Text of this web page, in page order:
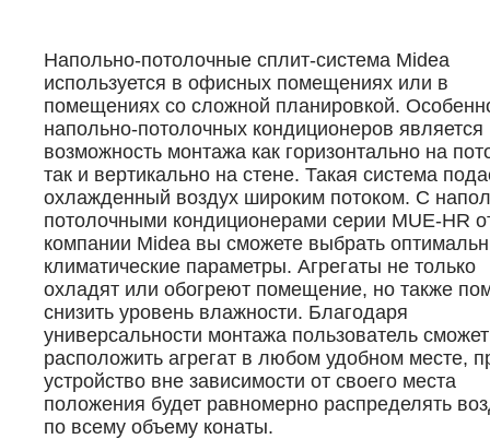
Напольно-потолочные сплит-система Midea
используется в офисных помещениях или в
помещениях со сложной планировкой.
напольно-потолочных кондиционеров является
возможность монтажа как горизонтально на
так и вертикально на стене. Такая система
охлажденный воздух широким потоком. С
потолочными кондиционерами серии MUE-HR
компании Midea вы сможете выбрать
климатические параметры. Агрегаты не только
охладят или обогреют помещение, но также
снизить уровень влажности. Благодаря
универсальности монтажа пользователь сможет
расположить агрегат в любом удобном месте,
устройство вне зависимости от своего места
положения будет равномерно распределять
по всему объему конаты.